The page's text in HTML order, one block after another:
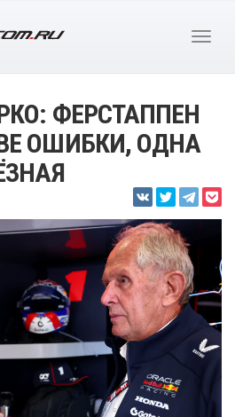
ФЕРСТАППЕН
ОШИБКИ, ОДНА